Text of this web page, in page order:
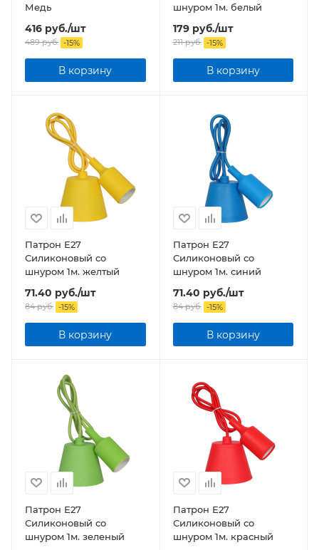
Медь
416 руб./шт
489руб. -15%
В корзину
шнуром 1м. белый
179руб./шт
211руб. -15%
В корзину
Патрон Е27
Силиконовый со
шнуром 1м. желтый
71.40 руб./шт
84руб. -15%
В корзину
Патрон Е27
Силиконовый со
шнуром 1м. синий
71.40 руб./шт
84руб. -15%
В корзину
Патрон Е27
Силиконовый со
шнуром 1м. зеленый
Патрон Е27
Силиконовый со
шнуром 1м. красный